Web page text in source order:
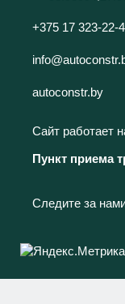
+375 17 323-22-
autoconstr.by
Сайт работает
Пункт приема
Следите за